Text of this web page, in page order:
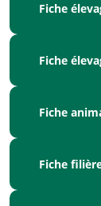
Fiche
Fiche
Fiche
Fiche